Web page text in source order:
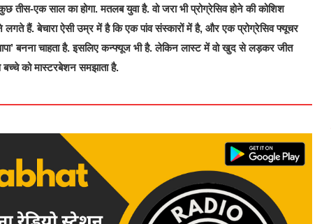
तीस-एक साल का होगा. मतलब युवा है. वो जरा भी प्रोग्रेसिव होने की कोशिश
लगते हैं. बेचारा ऐसी उम्र में है कि एक पांव संस्कारों में है, और एक प्रोग्रेसिव फ्यूचर
बनना चाहता है. इसलिए कन्फ्यूज भी है. लेकिन लास्ट में वो खुद से लड़कर जीत
को मास्टरबेशन समझाता है.